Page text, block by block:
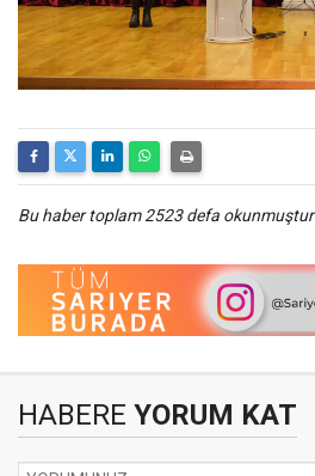
Bu haber toplam 2523 defa okunmuştur
HABERE YORUM KAT